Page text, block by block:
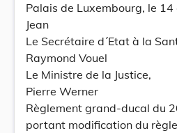
Palais de Luxembourg, le
Jean
Le Secrétaire d´Etat à la
Raymond Vouel
Le Ministre de la Justice,
Pierre Werner
Règlement grand-ducal du
portant modification du